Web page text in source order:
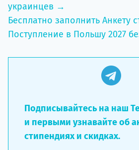
украинцев →
Бесплатно заполнить Анкету
Поступление в Польшу 2027
Подписывайтесь на наш
и первыми узнавайте об
стипендиях и скидках.